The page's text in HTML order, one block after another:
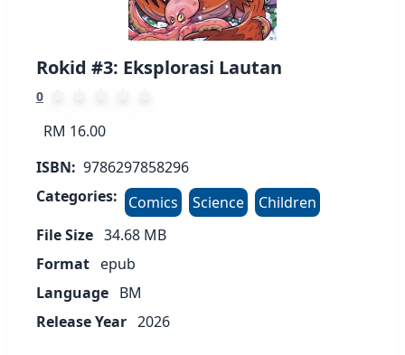
Rokid #3: Eksplorasi Lautan
0
RM 16.00
ISBN: 9786297858296
Categories:
Comics Science
Children
File Size 34.68 MB
Format epub
Language BM
Release Year 2026